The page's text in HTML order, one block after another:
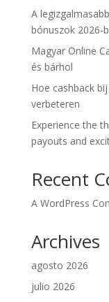
A
bónuszok 2026-
Magyar Online
és bárhol
Hoe cashback
verbeteren
Experience the
payouts and
Recent
A WordPress
Archives
agosto 2026
julio 2026